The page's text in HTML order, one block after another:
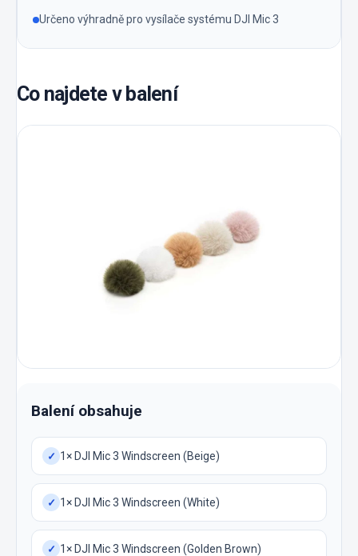
Určeno výhradně pro vysílače systému DJI Mic 3
Co najdete v balení
Balení obsahuje
✓ 1× DJI Mic 3 Windscreen (Beige)
✓ 1× DJI Mic 3 Windscreen (White)
✓ 1× DJI Mic 3 Windscreen (Golden Brown)